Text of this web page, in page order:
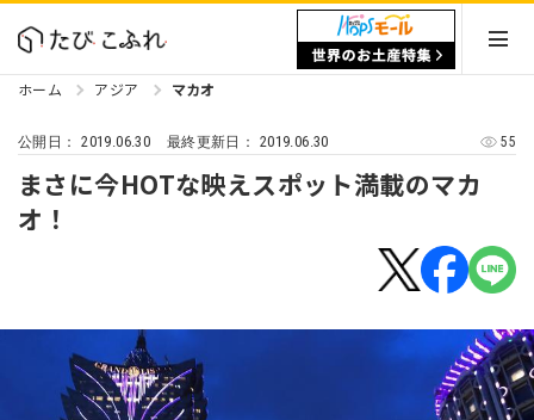
ホーム アジア マカオ
公開日：2019.06.30 最終更新日： 2019.06.30 55
まさに今HOTな映えスポット満載のマカ
オ！